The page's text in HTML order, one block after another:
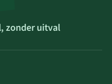
zonder uitval